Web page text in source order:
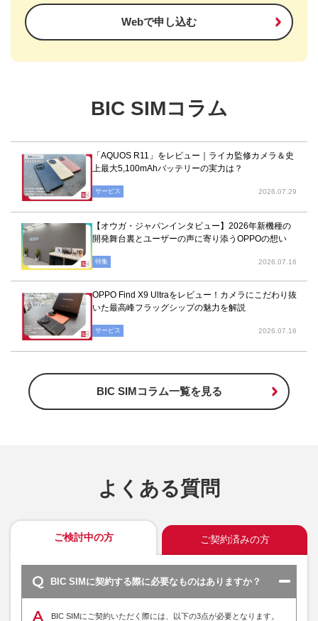
Webで申し込む
BIC SIMコラム
「AQUOS R11」をレビュー｜ライカ監修カメラ＆史
上最大5,100mAhバッテリーの実力は？
サービス 2026.07.29
【オウガ・ジャパンインタビュー】2026年新機種の
開発舞台裏とユーザーの声に寄り添うOPPOの想い
特集 2026.07.16
OPPO Find X9 Ultraをレビュー！カメラにこだわり抜
いた最高峰フラッグシップの魅力を解説
サービス 2026.07.16
BIC SIMコラム一覧を見る
よくある質問
ご検討中の方 ご契約済みの方
BIC SIMに契約する際に必要なものはありますか？
BIC SIMにご契約いただく際には、以下の3点が必要となります。